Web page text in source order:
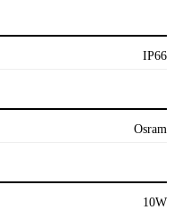
IP66
Osram
10W